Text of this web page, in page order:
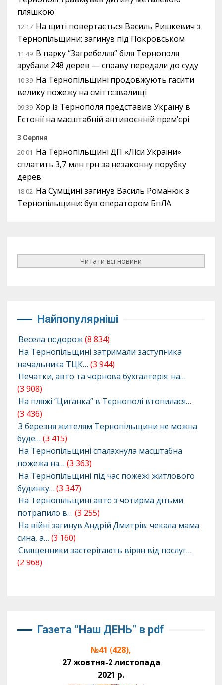
пляшкою
12:17 На щиті повертається Василь Ришкевич з
Тернопільщини: загинув під Покровськом
11:49 В парку “Загребелля” біля Тернополя
зрубали 248 дерев — справу передали до суду
10:39 На Тернопільщині продовжують гасити
велику пожежу на сміттєзвалищі
09:39 Хор із Тернополя представив Україну в
Естонії на масштабній антивоєнній прем’єрі
3 Серпня
20:01 На Тернопільщині ДП «Ліси України»
сплатить 3,7 млн грн за незаконну порубку
дерев
18:02 На Сумщині загинув Василь Романюк з
Тернопільщини: був оператором БпЛА
Читати всі новини
Найпопулярніші
Весела подорож(8 834)
На Тернопільщині затримали заступника
начальника ТЦК… (3 944)
Печатки, авто та чорнова бухгалтерія: на…
(3 908)
На пляжі “Циганка” в Тернополі втопилася…
(3 436)
З березня жителям Тернопільщини не можна
буде… (3 415)
На Тернопільщині спалахнула масштабна
пожежа на… (3 363)
На Тернопільщині під час пожежі житлового
будинку… (3 347)
На Тернопільщині авто з чотирма дітьми
потрапило в… (3 255)
На війні загинув Андрій Дмитрів: чекала мама
сина, а… (3 160)
Священники застерігають вірян від послуг…
(2 968)
Газета “Наш ДЕНЬ” в pdf
№41 (428),
27 жовтня-2 листопада
2021 р.